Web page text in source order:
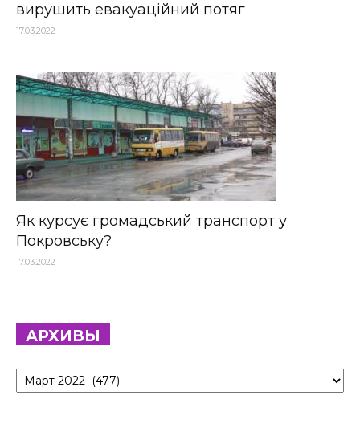
вирушить евакуаційний потяг
17.03.2022
Як курсує громадський транспорт у
Покровську?
17.03.2022
АРХИВЫ
Архивы